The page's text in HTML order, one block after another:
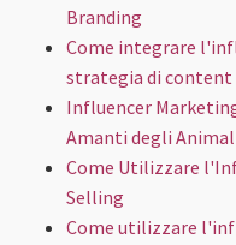
Branding
Come integrare
strategia di
Influencer
Amanti degli
Come Utilizzare
Selling
Come utilizzare